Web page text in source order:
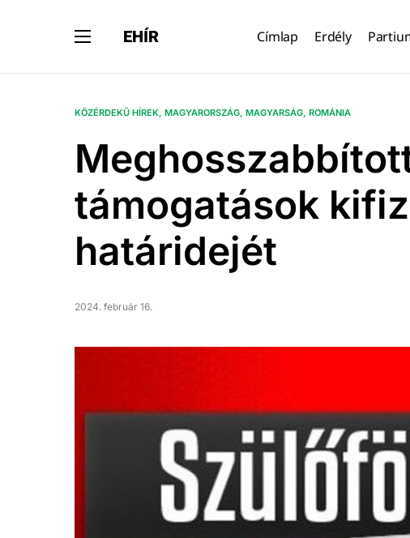
EHÍR Címlap Erdély
KÖZÉRDEKŰ HÍREK MAGYARORSZÁG MAGYARSÁG ROMÁNIA
támogatások
határidejét
2024. február 16.